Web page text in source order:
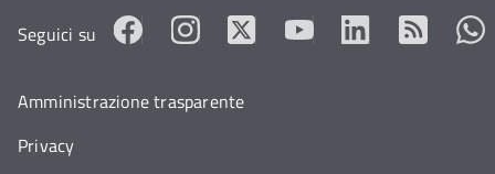
Seguici su
Amministrazione trasparente
Privacy